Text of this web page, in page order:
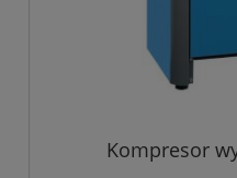
Kompresor